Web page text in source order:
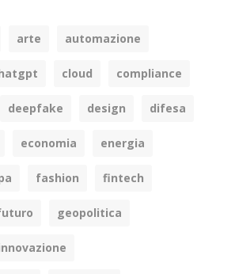
arte automazione
cloud compliance
deepfake design difesa
economia energia
fashion fintech
geopolitica